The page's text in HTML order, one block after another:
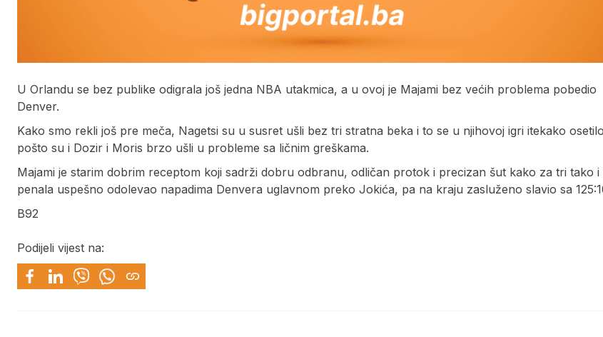
U Orlandu se bez publike odigrala još jedna NBA utakmica, a u ovoj je Majami bez većih problema pobedio
Denver.
Kako smo rekli još pre meča, Nagetsi su u susret ušli bez tri stratna beka i to se u njihovoj igri itekako
pošto su i Dozir i Moris brzo ušli u probleme sa ličnim greškama.
Majami je starim dobrim receptom koji sadrži dobru odbranu, odličan protok i precizan šut kako za tri tako i
penala uspešno odolevao napadima Denvera uglavnom preko Jokića, pa na kraju zasluženo slavio sa
B92
Podijeli vijest na: